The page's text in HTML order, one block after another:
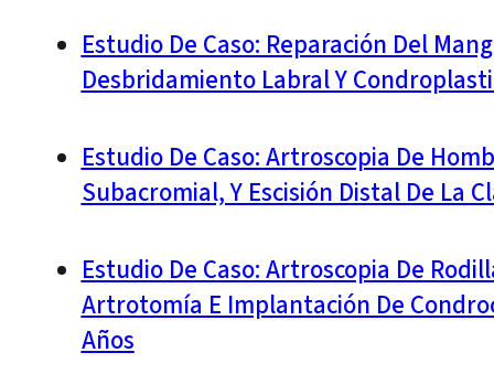
Estudio De Caso: Reparación Del
Desbridamiento Labral Y
Estudio De Caso: Artroscopia De
Subacromial, Y Escisión Distal De La
Estudio De Caso: Artroscopia De
Artrotomía E Implantación De
Años